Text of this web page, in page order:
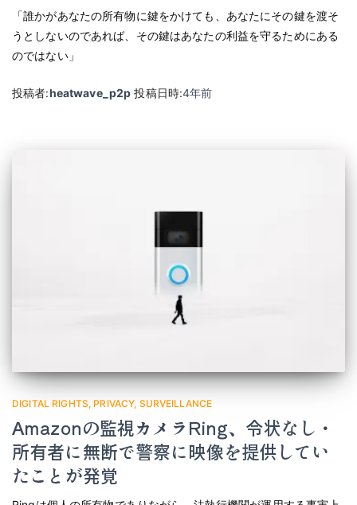
「誰かがあなたの所有物に鍵をかけても、あなたにその鍵を渡そ
うとしないのであれば、その鍵はあなたの利益を守るためにある
のではない」
投稿者:heatwave_p2p 投稿日時:4年前
DIGITAL RIGHTS PRIVACY SURVEILLANCE
Amazonの監視カメラRing、令状なし・
所有者に無断で警察に映像を提供してい
たことが発覚